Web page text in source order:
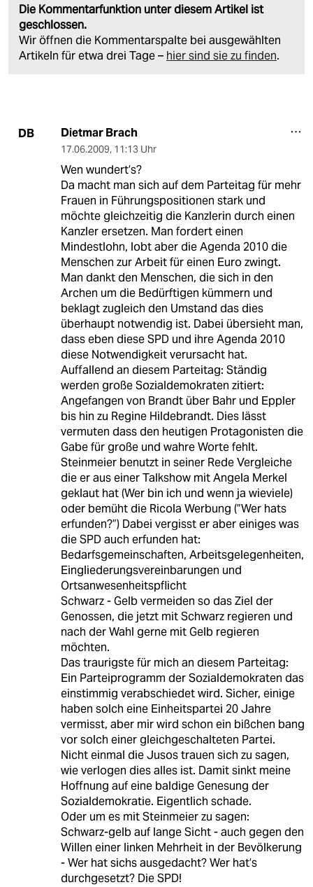
Die Kommentarfunktion unter diesem Artikel ist
geschlossen.
Wir öffnen die Kommentarspalte bei ausgewählten
Artikeln für etwa drei Tage – hier sind sie zu finden.
DB Dietmar Brach
17.06.2009, 11:13 Uhr
Wen wundert’s?
Da macht man sich auf dem Parteitag für mehr
Frauen in Führungspositionen stark und
möchte gleichzeitig die Kanzlerin durch einen
Kanzler ersetzen. Man fordert einen
Mindestlohn, lobt aber die Agenda 2010 die
Menschen zur Arbeit für einen Euro zwingt.
Man dankt den Menschen, die sich in den
Archen um die Bedürftigen kümmern und
beklagt zugleich den Umstand das dies
überhaupt notwendig ist. Dabei übersieht man,
dass eben diese SPD und ihre Agenda 2010
diese Notwendigkeit verursacht hat.
Auffallend an diesem Parteitag: Ständig
werden große Sozialdemokraten zitiert:
Angefangen von Brandt über Bahr und Eppler
bis hin zu Regine Hildebrandt. Dies lässt
vermuten dass den heutigen Protagonisten die
Gabe für große und wahre Worte fehlt.
Steinmeier benutzt in seiner Rede Vergleiche
die er aus einer Talkshow mit Angela Merkel
geklaut hat (Wer bin ich und wenn ja wieviele)
oder bemüht die Ricola Werbung (”Wer hats
erfunden?”) Dabei vergisst er aber einiges was
die SPD auch erfunden hat:
Bedarfsgemeinschaften, Arbeitsgelegenheiten,
Eingliederungsvereinbarungen und
Ortsanwesenheitspflicht
Schwarz - Gelb vermeiden so das Ziel der
Genossen, die jetzt mit Schwarz regieren und
nach der Wahl gerne mit Gelb regieren
möchten.
Das traurigste für mich an diesem Parteitag:
Ein Parteiprogramm der Sozialdemokraten das
einstimmig verabschiedet wird. Sicher, einige
haben solch eine Einheitspartei 20 Jahre
vermisst, aber mir wird schon ein bißchen bang
vor solch einer gleichgeschalteten Partei.
Nicht einmal die Jusos trauen sich zu sagen,
wie verlogen dies alles ist. Damit sinkt meine
Hoffnung auf eine baldige Genesung der
Sozialdemokratie. Eigentlich schade.
Oder um es mit Steinmeier zu sagen:
Schwarz-gelb auf lange Sicht - auch gegen den
Willen einer linken Mehrheit in der Bevölkerung
- Wer hat sichs ausgedacht? Wer hat’s
durchgesetzt? Die SPD!